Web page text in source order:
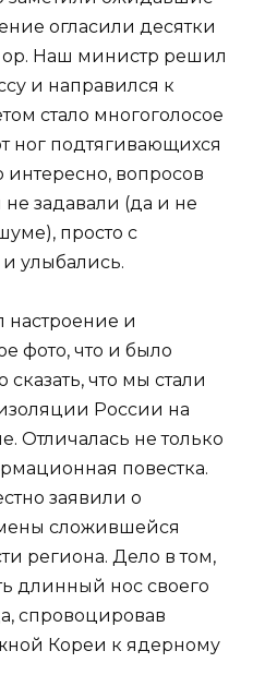
огласили десятки
ор. Наш министр решил
и направился к
стало многоголосое
ног подтягивающихся
интересно, вопросов
задавали (да и не
просто с
улыбались.
настроение и
фото, что и было
что мы стали
России на
Отличалась не только
повестка.
заявили о
сложившейся
региона. Дело в том,
длинный нос своего
спровоцировав
Кореи к ядерному